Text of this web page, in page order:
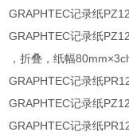
GRAPHTEC记录纸
GRAPHTEC记录纸
，折叠，纸幅80mm×3ch
GRAPHTEC记录纸
GRAPHTEC记录纸
GRAPHTEC记录纸